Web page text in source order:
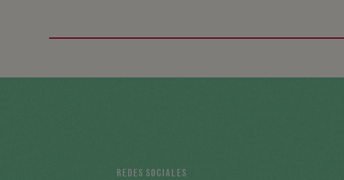
REDES SOCIALES